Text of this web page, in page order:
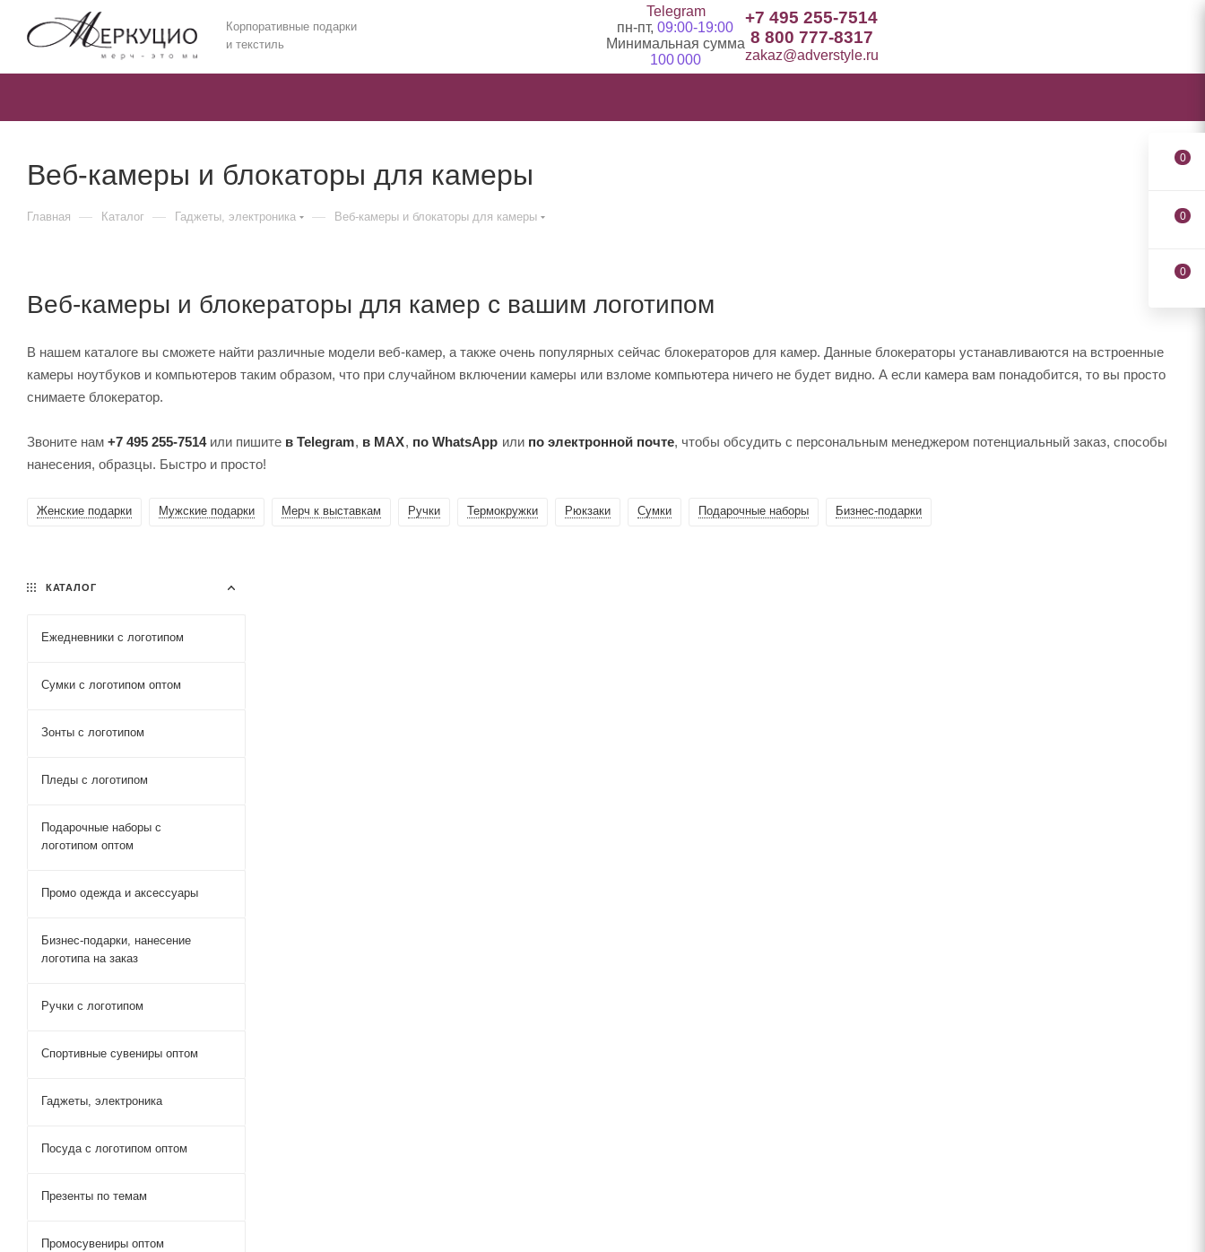
Корпоративные подарки
и текстиль
Telegram
пн-пт, 09:00-19:00
Минимальная сумма
100 000
+7 495 255-7514
8 800 777-8317
zakaz@adverstyle.ru
Веб-камеры и блокаторы для камеры
Главная — Каталог — Гаджеты, электроника — Веб-камеры и блокаторы для камеры
Веб-камеры и блокераторы для камер с вашим логотипом
В нашем каталоге вы сможете найти различные модели веб-камер, а также очень популярных сейчас блокераторов для камер. Данные блокераторы устанавливаются на встроенные
камеры ноутбуков и компьютеров таким образом, что при случайном включении камеры или взломе компьютера ничего не будет видно. А если камера вам понадобится, то вы просто
снимаете блокератор.
Звоните нам +7 495 255-7514или пишите в Telegram, в MAX, по WhatsApp или по электронной почте, чтобы обсудить с персональным менеджером потенциальный заказ, способы
нанесения, образцы. Быстро и просто!
Женские подарки Мужские подарки Мерч к выставкам Ручки Термокружки Рюкзаки Сумки Подарочные наборы Бизнес-подарки
КАТАЛОГ
Ежедневники c логотипом
Сумки с логотипом оптом
Зонты с логотипом
Пледы с логотипом
Подарочные наборы с
логотипом оптом
Промо одежда и аксессуары
Бизнес-подарки, нанесение
логотипа на заказ
Ручки c логотипом
Спортивные сувениры оптом
Гаджеты, электроника
Посуда с логотипом оптом
Презенты по темам
Промосувениры оптом
0
0
0